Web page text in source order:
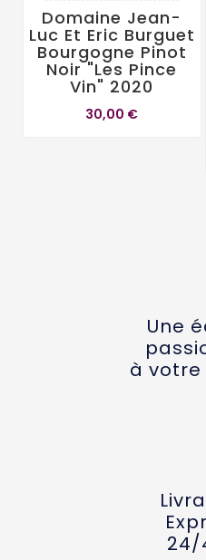
Domaine Jean-
Luc Et Eric Burguet
Bourgogne Pinot
Noir "Les Pince
Vin" 2020
30,00 €
Une
à
24/